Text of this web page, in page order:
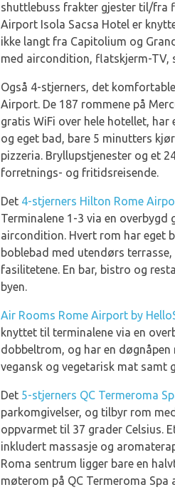
shuttlebuss frakter gjester til/fra
Airport Isola Sacsa Hotel er
ikke langt fra Capitolium og
med aircondition, flatskjerm-TV,
Også 4-stjerners, det
Airport. De 187 rommene på
gratis WiFi over hele hotellet,
og eget bad, bare 5 minutters
pizzeria. Bryllupstjenester og et
forretnings- og fritidsreisende.
Det 4-stjerners Hilton Rome
Terminalene 1-3 via en
aircondition. Hvert rom har eget
boblebad med utendørs
fasilitetene. En bar, bistro og
byen.
Air Rooms Rome Airport by
knyttet til terminalene via en
dobbeltrom, og har en
vegansk og vegetarisk mat samt
Det 5-stjerners QC Termeroma
parkomgivelser, og tilbyr rom
oppvarmet til 37 grader Celsius.
inkludert massasje og
Roma sentrum ligger bare en
møterom på QC Termeroma Spa